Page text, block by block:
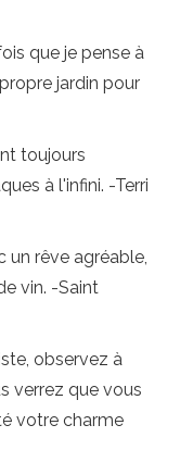
que je pense à
jardin pour
toujours
à l'infini. -Terri
un rêve agréable,
vin. -Saint
observez à
verrez que vous
votre charme